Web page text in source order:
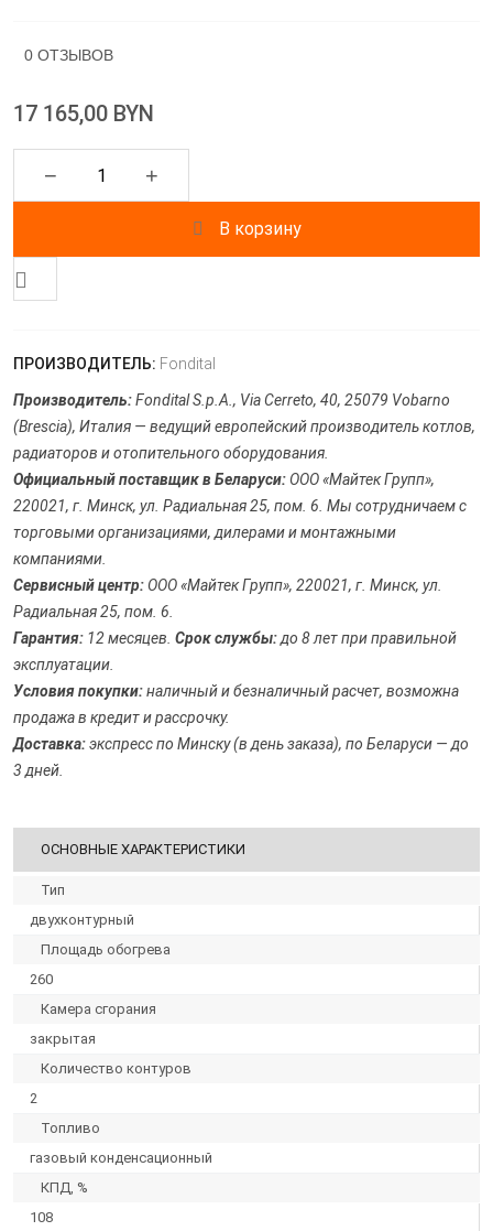
0 ОТЗЫВОВ
17 165,00 BYN
− +
В корзину
ПРОИЗВОДИТЕЛЬ: Fondital
Производитель:Fondital S.p.A., Via Cerreto, 40, 25079 Vobarno
(Brescia), Италия — ведущий европейский производитель котлов,
радиаторов и отопительного оборудования.
Официальный поставщик в Беларуси:ООО «Майтек Групп»,
220021, г. Минск, ул. Радиальная 25, пом. 6. Мы сотрудничаем с
торговыми организациями, дилерами и монтажными
компаниями.
Сервисный центр:ООО «Майтек Групп», 220021, г. Минск, ул.
Радиальная 25, пом. 6.
Гарантия: 12 месяцев. Срок службы:до 8 лет при правильной
эксплуатации.
Условия покупки:наличный и безналичный расчет, возможна
продажа в кредит и рассрочку.
Доставка:экспресс по Минску (в день заказа), по Беларуси — до
3 дней.
ОСНОВНЫЕ ХАРАКТЕРИСТИКИ
Тип
двухконтурный
Площадь обогрева
260
Камера сгорания
закрытая
Количество контуров
2
Топливо
газовый конденсационный
КПД, %
108